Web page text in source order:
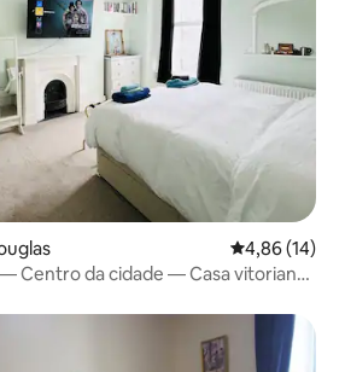
4,86 de uma
4,86 (14)
Centro da cidade — Casa vitoriana